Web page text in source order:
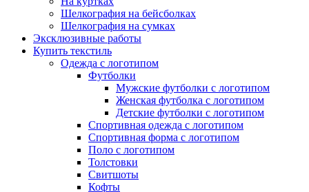
Шелкография на бейсболках
Шелкография на сумках
Эксклюзивные работы
Купить текстиль
Одежда с логотипом
Футболки
Мужские футболки с логотипом
Женская футболка с логотипом
Детские футболки с логотипом
Спортивная одежда с логотипом
Спортивная форма с логотипом
Поло с логотипом
Толстовки
Свитшоты
Кофты